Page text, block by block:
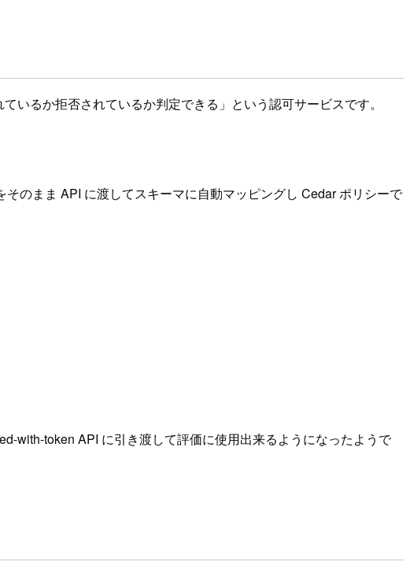
るか拒否されているか判定できる」という認可サービスです。
のまま API に渡してスキーマに自動マッピングし Cedar ポリシーで
with-token API に引き渡して評価に使用出来るようになったようで